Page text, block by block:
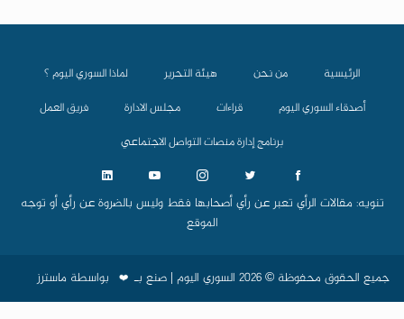
الرئيسية من نحن هيئة التحرير
لماذا السوري اليوم ؟
أصدقاء السوري اليوم
قراءات مجلس الادارة
فريق العمل
برنامج إدارة منصات التواصل الاجتماعي
تنويه: مقالات الرأي تعبر عن رأي أصحابها فقط وليس بالضروة عن رأي أو توجه
الموقع
جميع الحقوق محفوظة © 2026 السوري اليوم | صنع بـ ❤️ بواسطة ماسترز